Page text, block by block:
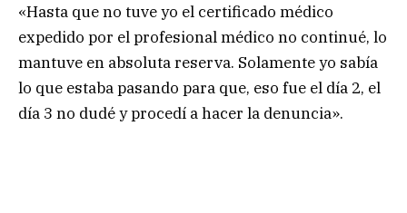
«Hasta que no tuve yo el certificado médico
expedido por el profesional médico no continué, lo
mantuve en absoluta reserva. Solamente yo sabía
lo que estaba pasando para que, eso fue el día 2, el
día 3 no dudé y procedí a hacer la denuncia».